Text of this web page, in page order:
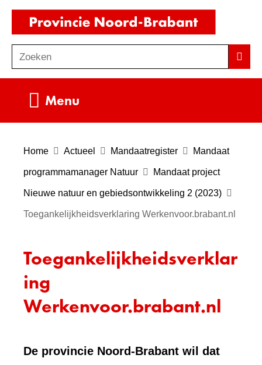
Ga
de
inhoud
o
e
Zoeken
Menu
Home Actueel Mandaatregister Mandaat
programmamanager Natuur Mandaat project
Nieuwe natuur en gebiedsontwikkeling 2 (2023)
Toegankelijkheidsverklaring Werkenvoor.brabant.nl
Toegankelijkheidsverklar
ing
Werkenvoor.brabant.nl
De provincie Noord-Brabant wil dat